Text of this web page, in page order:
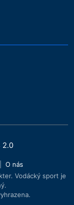
2.0
O nás
Vodácký sport je